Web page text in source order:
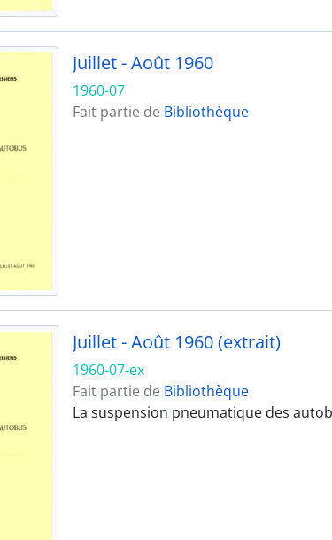
Juillet - Août 1960
1960-07
Fait partie de Bibliothèque
Juillet - Août 1960 (extrait)
1960-07-ex
Fait partie de Bibliothèque
La suspension pneumatique des